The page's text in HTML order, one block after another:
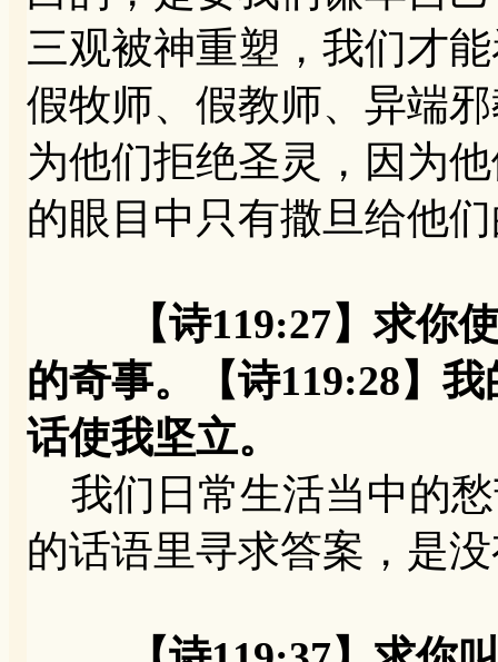
三观被神重塑，我们才
假牧师、假教师、异端
为他们拒绝圣灵，因为
的眼目中只有撒旦给他
【诗119:27】求你
的奇事。【诗119:28】
话使我坚立。
我们日常生活当中的
的话语里寻求答案，是